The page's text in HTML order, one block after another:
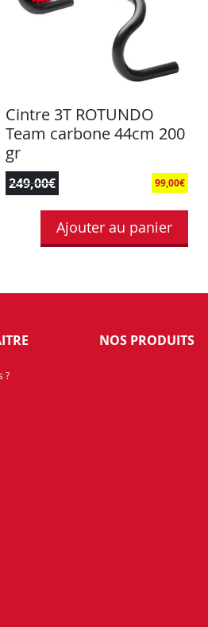
Cintre 3T ROTUNDO
Team carbone 44cm 200
gr
249,00€ 99,00€
Ajouter au panier
?
NOS PRODUITS